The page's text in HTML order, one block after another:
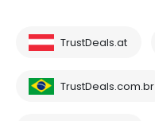
TrustDeals.at
TrustDeals.com.br